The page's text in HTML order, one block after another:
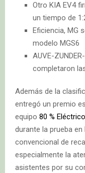
Otro KIA EV4
un tiempo de
Eficiencia, MG
modelo MGS6
AUVE-
completaron
Además de la
entregó un premio
equipo 80 %
durante la prueba
convencional de
especialmente la
asistentes por su